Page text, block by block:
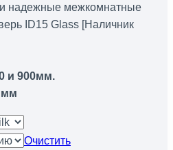
надежные межкомнатные
ID15 Glass [Наличник
и 900мм.
мм
Очистить